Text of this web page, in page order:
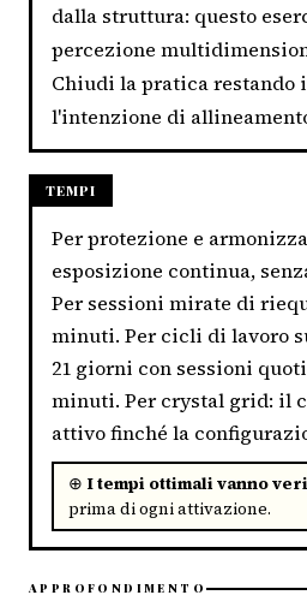
dalla struttura: questo
percezione
Chiudi la pratica restando
l'intenzione di
TEMPI
Per protezione e
esposizione continua,
Per sessioni mirate di
minuti. Per cicli di lavoro
21 giorni con sessioni
minuti. Per crystal grid: il
attivo finché la
⊕ I tempi ottimali vanno
prima di ogni attivazione.
APPROFONDIMENTO